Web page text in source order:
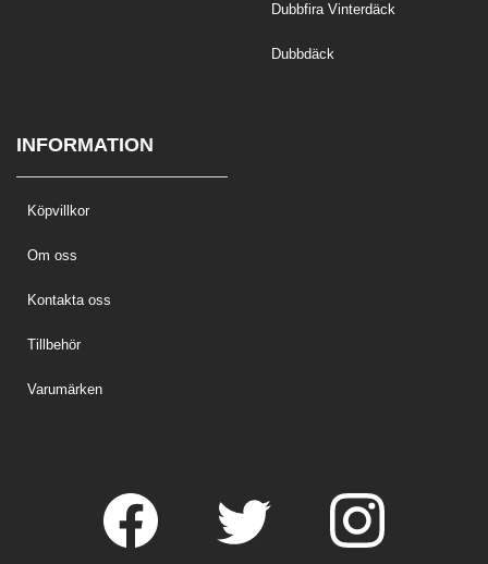
Dubbfira Vinterdäck
Dubbdäck
INFORMATION
Köpvillkor
Om oss
Kontakta oss
Tillbehör
Varumärken